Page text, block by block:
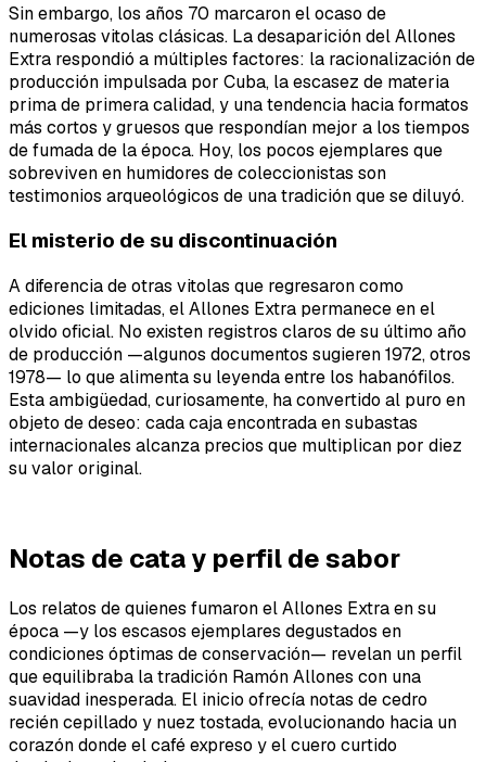
Sin embargo, los años 70 marcaron el ocaso de
numerosas vitolas clásicas. La desaparición del Allones
Extra respondió a múltiples factores: la racionalización de
producción impulsada por Cuba, la escasez de materia
prima de primera calidad, y una tendencia hacia formatos
más cortos y gruesos que respondían mejor a los tiempos
de fumada de la época. Hoy, los pocos ejemplares que
sobreviven en humidores de coleccionistas son
testimonios arqueológicos de una tradición que se diluyó.
El misterio de su discontinuación
A diferencia de otras vitolas que regresaron como
ediciones limitadas, el Allones Extra permanece en el
olvido oficial. No existen registros claros de su último año
de producción —algunos documentos sugieren 1972, otros
1978— lo que alimenta su leyenda entre los habanófilos.
Esta ambigüedad, curiosamente, ha convertido al puro en
objeto de deseo: cada caja encontrada en subastas
internacionales alcanza precios que multiplican por diez
su valor original.
Notas de cata y perfil de sabor
Los relatos de quienes fumaron el Allones Extra en su
época —y los escasos ejemplares degustados en
condiciones óptimas de conservación— revelan un perfil
que equilibraba la tradición Ramón Allones con una
suavidad inesperada. El inicio ofrecía notas de cedro
recién cepillado y nuez tostada, evolucionando hacia un
corazón donde el café expreso y el cuero curtido